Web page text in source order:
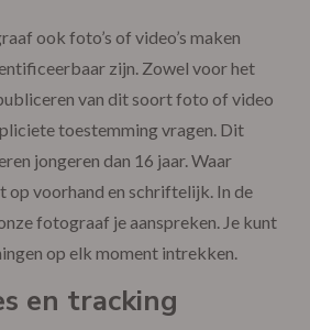
ook foto’s of video’s maken
zijn. Zowel voor het
van dit soort foto of video
toestemming vragen. Dit
jongeren dan 16 jaar. Waar
op voorhand en schriftelijk. In de
fotograaf je aanspreken. Je kunt
op elk moment intrekken.
en tracking